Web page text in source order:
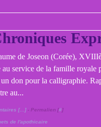
de Joseon (Corée),
au service de la famille royale
don pour la calligraphie.
au...
[… ]- Permalien [#]
de l'apothicaire